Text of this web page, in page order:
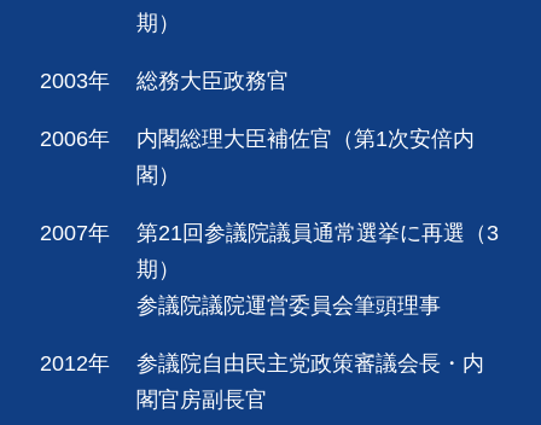
期）
2003年 総務大臣政務官
2006年
内閣総理大臣補佐官（第1次安倍内
閣）
2007年
第21回参議院議員通常選挙に再選（3
期）
参議院議院運営委員会筆頭理事
2012年
参議院自由民主党政策審議会長・内
閣官房副長官